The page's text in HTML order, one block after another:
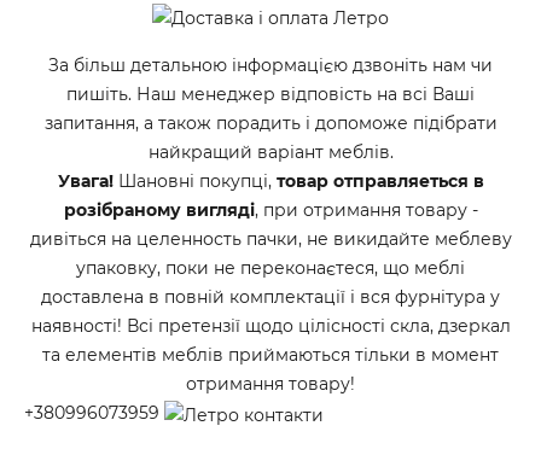
За більш детальною інформацією дзвоніть нам чи
пишіть. Наш менеджер відповість на всі Ваші
запитання, а також порадить і допоможе підібрати
найкращий варіант меблів.
Увага! Шановні покупці, товар отправляеться в
розібраному вигляді, при отримання товару -
дивіться на целенность пачки, не викидайте меблеву
упаковку, поки не переконаєтеся, що меблі
доставлена в повній комплектації і вся фурнітура у
наявності! Всі претензії щодо цілісності скла, дзеркал
та елементів меблів приймаються тільки в момент
отримання товару!
+380996073959